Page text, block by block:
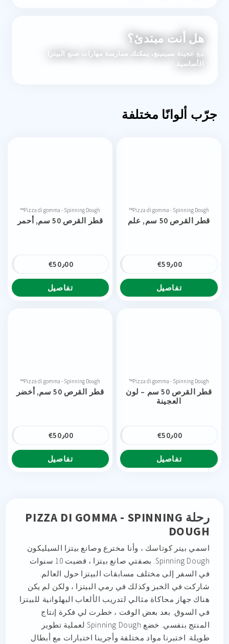
هل أنت مبتدئ؟
مع عجينة سبينينغ، يمكنك ممارسة مهارات صنع البيتزا
الأساسية.
جرّب ألوانًا مختلفة
Pizza di gomma - Spinning Dough™
قطر القرص 50 سم, علم
€ 59٫00
تفاصيل
Pizza di gomma - Spinning Dough™
قطر القرص 50 سم, أحمر
€ 50٫00
تفاصيل
Pizza di gomma - Spinning Dough™
قطر القرص 50 سم – لون
العجينة
€ 50٫00
تفاصيل
Pizza di gomma - Spinning Dough™
قطر القرص 50 سم, أخضر
€ 50٫00
تفاصيل
رحلة PIZZA DI GOMMA - SPINNING
DOUGH
اسمي بيتر كوتاسك ، وأنا مخترع وصانع بيتزا السيليكون
Spinning Dough. بصفتي صانع بيتزا ، قضيت 10 سنوات
في السفر إلى مختلف مسابقات البيتزا حول العالم.
شاركت في الخبز وكذلك في رمي البيتزا ، ولكن لم يكن
هناك جهاز محاكاة مثالي لتدريب الألعاب البهلوانية للبيتزا
في السوق. بعد بعض الوقت ، خطرت لي فكرة إنتاج
المنتج بنفسي. خضع Spinning Dough لعملية تطوير
طويلة. اختبرنا مواد مختلفة وأجرينا اختبارات مع أبطال